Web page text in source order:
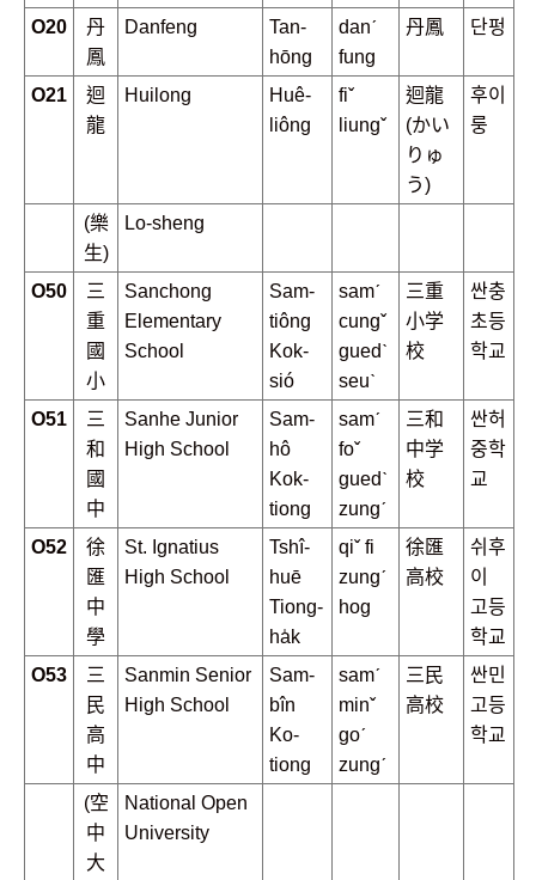
O20
丹
鳳
Danfeng
Tan-
hōng
danˊ
fung
丹鳳 단펑
O21
迴
龍
Huilong
Huê-
liông
fiˇ
liungˇ
迴龍
(かい
りゅ
う)
후이
룽
(樂
生)
Lo-sheng
O50
三
重
國
小
Sanchong
Elementary
School
Sam-
tiông
Kok-
sió
samˊ
cungˇ
guedˋ
seuˋ
三重
小学
校
싼충
초등
학교
O51
三
和
國
中
Sanhe Junior
High School
Sam-
hô
Kok-
tiong
samˊ
foˇ
guedˋ
zungˊ
三和
中学
校
싼허
중학
교
O52
徐
匯
中
學
St. Ignatius
High School
Tshî-
huē
Tiong-
ha̍k
qiˇ fi
zungˊ
hog
徐匯
高校
쉬후
이
고등
학교
O53
三
民
高
中
Sanmin Senior
High School
Sam-
bîn
Ko-
tiong
samˊ
minˇ
goˊ
zungˊ
三民
高校
싼민
고등
학교
(空
中
大
National Open
University